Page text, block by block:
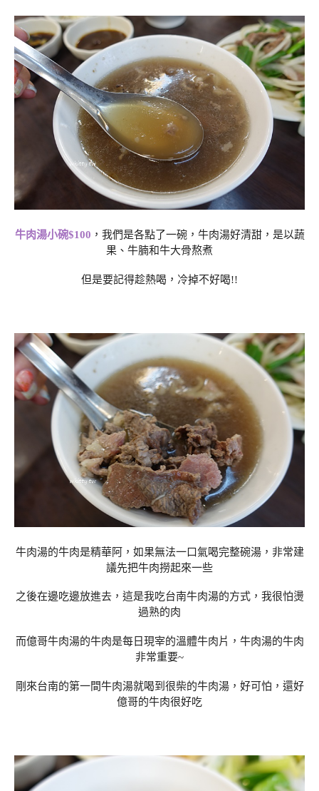
牛肉湯小碗$100 ，我們是各點了一碗，牛肉湯好清甜，是以蔬
果、牛腩和牛大骨熬煮
但是要記得趁熱喝，冷掉不好喝!!
牛肉湯的牛肉是精華阿，如果無法一口氣喝完整碗湯，非常建
議先把牛肉撈起來一些
之後在邊吃邊放進去，這是我吃台南牛肉湯的方式，我很怕燙
過熟的肉
而億哥牛肉湯的牛肉是每日現宰的溫體牛肉片，牛肉湯的牛肉
非常重要~
剛來台南的第一間牛肉湯就喝到很柴的牛肉湯，好可怕，還好
億哥的牛肉很好吃